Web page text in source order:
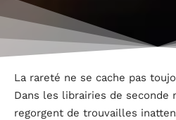
La rareté ne se cache pas
Dans les librairies de seconde
regorgent de trouvailles